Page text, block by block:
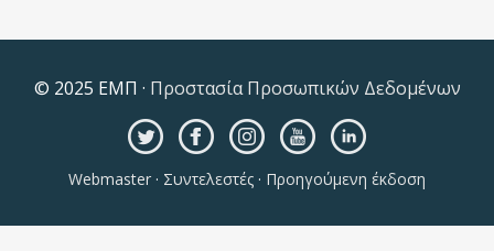
© 2025 ΕΜΠ · Προστασία Προσωπικών Δεδομένων
Webmaster · Συντελεστές · Προηγούμενη έκδοση